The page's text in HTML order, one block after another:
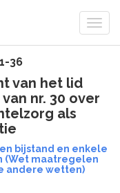
36
van het lid
nr. 30 over
als
bijstand en enkele
(Wet maatregelen
andere wetten)